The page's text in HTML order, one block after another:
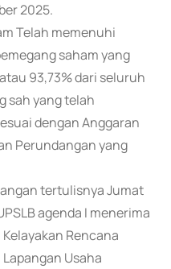
2025.
Telah memenuhi
saham yang
93,73% dari seluruh
sah yang telah
dengan Anggaran
Perundangan yang
tertulisnya Jumat
agenda I menerima
Rencana
Usaha